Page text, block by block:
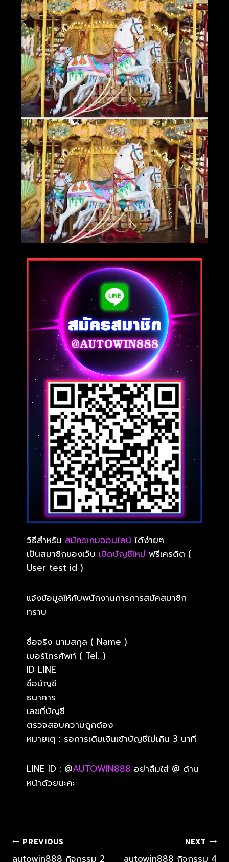
วิธีสำหรับ สมัครเกมออนไลน์ได้ง่ายๆ
เป็นสมาชิกของเว็บ เปิดบัญชีใหม่ ฟรีเครดิต (
User test id )
แจ้งข้อมูลให้กับพนักงานการการสมัคสมาชิก
ทราบ
ชื่อจริง นามสกุล ( Name )
เบอร์โทรศัพท์ ( Tel. )
ID LINE
ชื่อบัญชี
ธนาคาร
เลขที่บัญชี
ตรวจสอบความถูกต้อง
หมายเตุ : รอการเติมเงินเข้าบัญชีไม่เกิน 3 นาที
LINE ID : @AUTOWIN888 อย่าลืมใส่ @ ด้าน
หน้าด้วยนะคะ
PREVIOUS
autowin888 กิจกรรม 2
NEXT
autowin888 กิจกรรม 4